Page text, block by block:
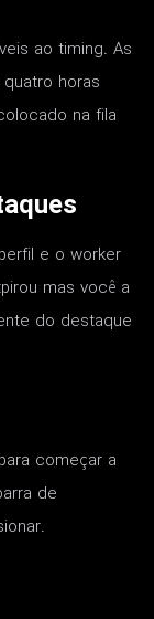
ao timing. As
horas
na fila
e o worker
mas você a
do destaque
começar a
de